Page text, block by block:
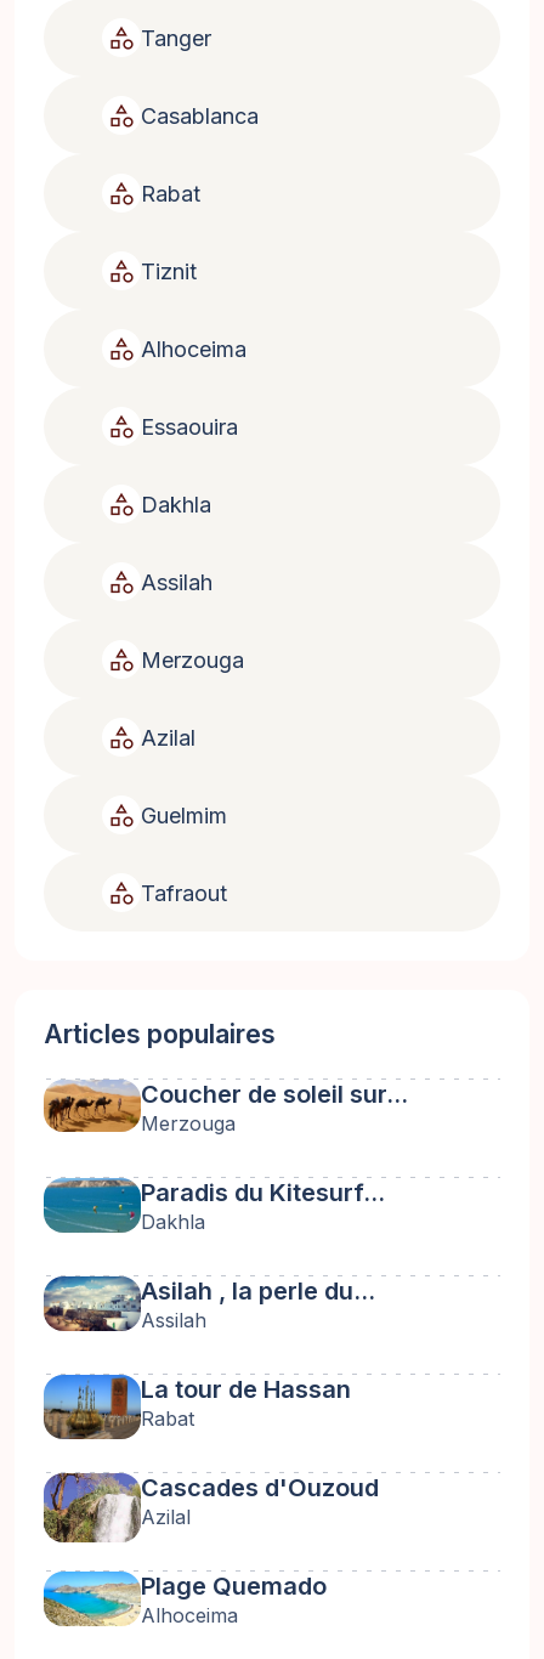
category Tanger
category Casablanca
category Rabat
category Tiznit
category Alhoceima
category Essaouira
category Dakhla
category Assilah
category Merzouga
category Azilal
category Guelmim
category Tafraout
Articles populaires
Coucher de soleil sur…
Merzouga
Paradis du Kitesurf…
Dakhla
Asilah , la perle du…
Assilah
La tour de Hassan
Rabat
Cascades d'Ouzoud
Azilal
Plage Quemado
Alhoceima